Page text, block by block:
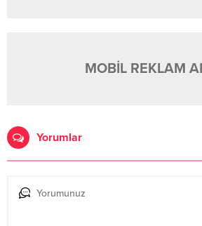
MOBİL REKLAM
Yorumlar